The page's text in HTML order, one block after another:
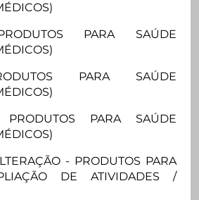
PARA SAÚDE
PARA SAÚDE
PRODUTOS PARA SAÚDE
- PRODUTOS PARA
DE ATIVIDADES /